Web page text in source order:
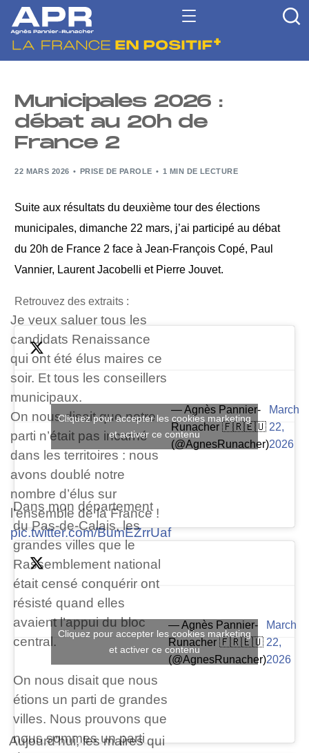
Municipales 2026 :
débat au 20h de
France 2
22 MARS 2026 PRISE DE PAROLE 1 MIN DE LECTURE
Suite aux résultats du deuxième tour des élections
municipales, dimanche 22 mars, j’ai participé au débat
du 20h de France 2 face à Jean-François Copé, Paul
Vannier, Laurent Jacobelli et Pierre Jouvet.
Retrouvez des extraits :
Je veux saluer tous les
candidats Renaissance
qui ont été élus maires ce
soir. Et tous les conseillers
municipaux.
On nous disait que notre
parti n’était pas incarné
dans les territoires : nous
avons doublé notre
nombre d’élus sur
l’ensemble de la France !
pic.twitter.com/BumEZrrUaf
— Agnès Pannier-
Runacher 🇫🇷🇪🇺
(@AgnesRunacher)
March
22,
2026
Cliquez pour accepter les cookies marketing
et activer ce contenu
Dans mon département
du Pas-de-Calais, les
grandes villes que le
Rassemblement national
était censé conquérir ont
résisté quand elles
avaient l’appui du bloc
central.
On nous disait que nous
étions un parti de grandes
villes. Nous prouvons que
nous sommes un parti
— Agnès Pannier-
Runacher 🇫🇷🇪🇺
(@AgnesRunacher)
March
22,
2026
Cliquez pour accepter les cookies marketing
et activer ce contenu
Aujourd’hui, les maires qui